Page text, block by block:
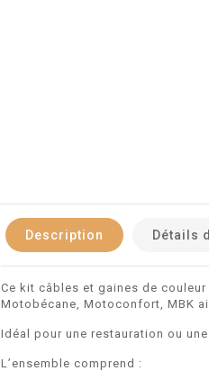
Description Détails
Ce kit câbles et gaines de
Motobécane, Motoconfort, MBK
Idéal pour une restauration ou
L’ensemble comprend :